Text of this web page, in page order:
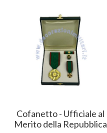
Cofanetto - Ufficiale al
Merito della Repubblica